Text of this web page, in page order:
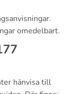
omedelbart.
hänvisa till